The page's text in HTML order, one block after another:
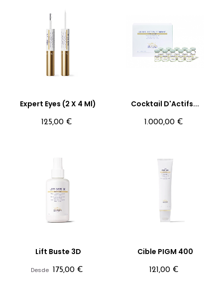
Expert Eyes (2 X 4 Ml)
Precio
125,00 €
Cocktail D'Actifs...
Precio
1.000,00 €
Lift Buste 3D
Desde Precio
175,00 €
Cible PIGM 400
Precio
121,00 €